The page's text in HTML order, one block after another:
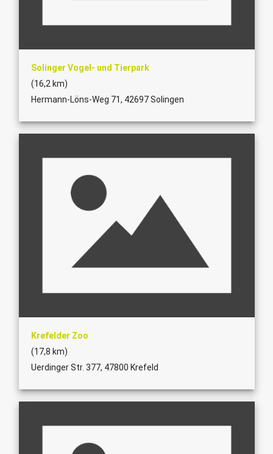
Solinger Vogel- und Tierpark
(16,2 km)
Hermann-Löns-Weg 71, 42697 Solingen
Krefelder Zoo
(17,8 km)
Uerdinger Str. 377, 47800 Krefeld